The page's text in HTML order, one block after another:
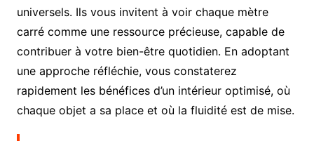
universels. Ils vous invitent à voir chaque mètre
carré comme une ressource précieuse, capable de
contribuer à votre bien-être quotidien. En adoptant
une approche réfléchie, vous constaterez
rapidement les bénéfices d’un intérieur optimisé, où
chaque objet a sa place et où la fluidité est de mise.